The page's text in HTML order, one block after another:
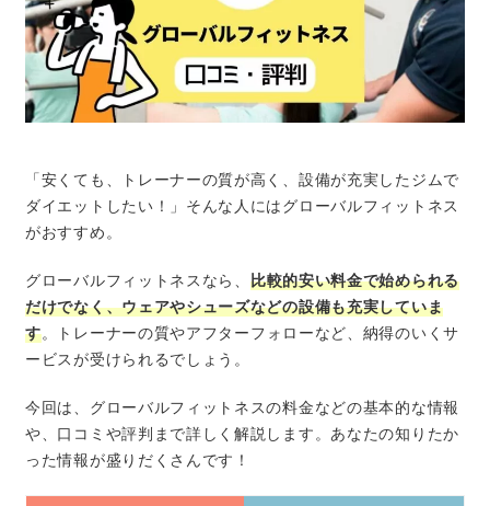
「安くても、トレーナーの質が高く、設備が充実したジムで
ダイエットしたい！」そんな人にはグローバルフィットネス
がおすすめ。
グローバルフィットネスなら、 比較的安い料金で始められる
だけでなく、ウェアやシューズなどの設備も充実していま
す。トレーナーの質やアフターフォローなど、納得のいくサ
ービスが受けられるでしょう。
今回は、グローバルフィットネスの料金などの基本的な情報
や、口コミや評判まで詳しく解説します。あなたの知りたか
った情報が盛りだくさんです！